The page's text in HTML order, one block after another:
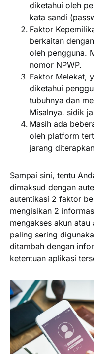
diketahui oleh
kata sandi
Faktor
berkaitan
oleh pengguna.
nomor NPWP.
Faktor Melekat,
diketahui
tubuhnya dan
Misalnya, sidik
Masih ada
oleh platform
jarang
Sampai sini, tentu
dimaksud dengan
autentikasi 2 faktor
mengisikan 2
mengakses akun
paling sering
ditambah dengan
ketentuan aplikasi